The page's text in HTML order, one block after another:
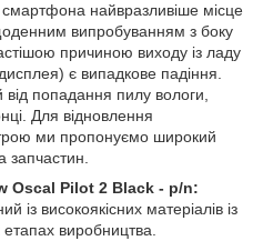
смартфона найвразливіше місце
випробуванням з боку
причиною виходу із ладу
є випадкове падіння.
попадання пилу вологи,
Для відновлення
ми пропонуємо широкий
запчастин.
Oscal Pilot 2 Black - p/n:
із високоякісних матеріалів із
виробництва.